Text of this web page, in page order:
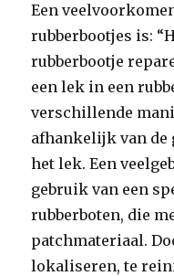
Een
rubberbootjes is:
rubberbootje
een lek in een
verschillende
afhankelijk van de
het lek. Een
gebruik van een
rubberboten, die
patchmateriaal.
lokaliseren, te